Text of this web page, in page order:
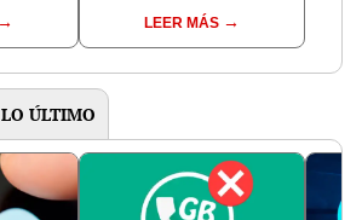
LEER MÁS
LO ÚLTIMO